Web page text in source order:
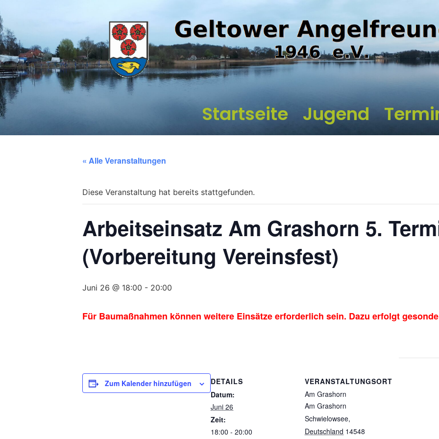
Startseite Jugend
« Alle Veranstaltungen
Diese Veranstaltung hat bereits stattgefunden.
Arbeitseinsatz Am Grashorn 5.
(Vorbereitung Vereinsfest)
Juni 26 @ 18:00 - 20:00
Für Baumaßnahmen können weitere Einsätze erforderlich sein. Dazu erfolgt
Zum Kalender hinzufügen
DETAILS
Datum:
Juni 26
Zeit:
18:00 - 20:00
VERANSTALTUNGSORT
Am Grashorn
Am Grashorn
Schwielowsee,
Deutschland 14548